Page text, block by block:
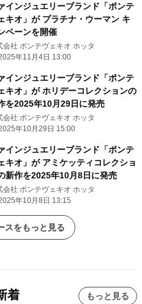
インジュエリーブランド「ポンテ
キオ」が プラチナ・ウーマン キ
ペーンを開催
会社 ポンテヴェキオ ホッタ
年11月4日 13:00
インジュエリーブランド「ポンテ
キオ」が ホリデーコレクションの
を2025年10月29日に発売
会社 ポンテヴェキオ ホッタ
年10月29日 15:00
インジュエリーブランド「ポンテ
キオ」が アミケッティコレクショ
新作を2025年10月8日に発売
会社 ポンテヴェキオ ホッタ
年10月8日 13:15
スをもっと見る
着 もっと見る